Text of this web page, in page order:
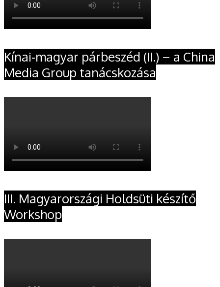
Kínai-magyar párbeszéd (II.) – a China
Media Group tanácskozása
III. Magyarországi Holdsüti készítő
Workshop